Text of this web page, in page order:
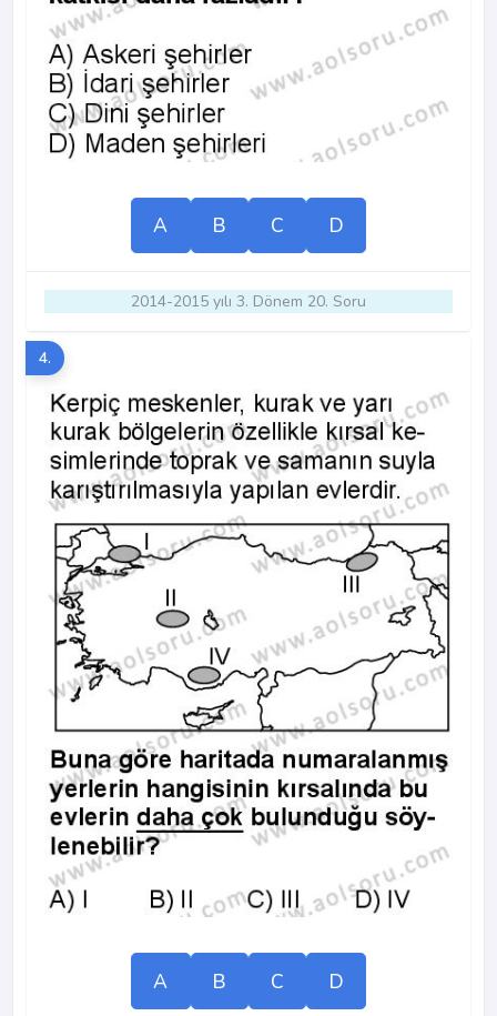
A B C D
2014-2015 yılı 3. Dönem 20. Soru
4.
A B C D